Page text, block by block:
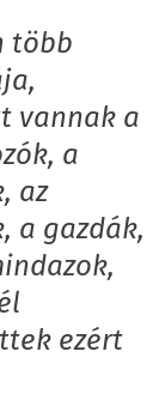
több
vannak a
a
az
a gazdák,
ezért